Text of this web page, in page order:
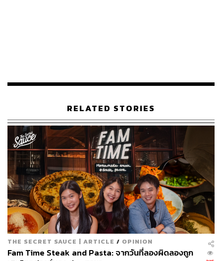
นอกจากจะเป็นร้านอาหารแล้ว ใครที่กำลังมองหาร้าน
สำหรับคนที่ต้องการให้งานมีบรรยากาศอบอุ่น เรียบง่าย
สบายๆ เหมือนจัดที่บ้าน แต่ถ้าอยากคึกคักขึ้นมาหน่อยทุกคืน
วันอังคาร ในส่วนของร้านอาหารนั้นจะกลายเป็นฟลอร์
สำหรับนักเต้นแทงโก้ ไม่ว่าจะเป็นนักเต้นเท้าไฟหรือนักเต้น
มือใหม่ก็สามารถมาวาดสีสันบนฟลอร์ได้ เพราะเขามีสอน
เต้นเบื้องต้นด้วย บอกแล้วว่าร้านอาหารเอกมัยแห่งนี้ไม่ได้
เป็นเพียงร้านอาหารธรรมดา
RELATED STORIES
THE SECRET SAUCE | ARTICLE / OPINION
Fam Time Steak and Pasta: จากวันที่ลองผิดลองถูก